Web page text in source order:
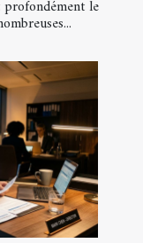
profondément le